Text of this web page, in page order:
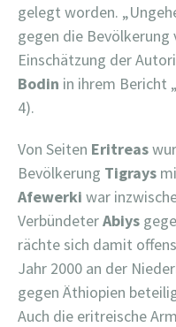
gelegt worden.
gegen die Bevölkerung
Einschätzung der
Bodin in ihrem Bericht
4).
Von Seiten Eritreas
Bevölkerung Tigrays
Afewerki war
VerbündeterAbiys
rächte sich damit
Jahr 2000 an der
gegen Äthiopien
Auch die eritreische